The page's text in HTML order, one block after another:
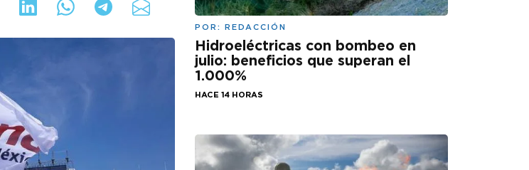
POR: REDACCIÓN
Hidroeléctricas con bombeo en
julio: beneficios que superan el
1.000%
HACE 14 HORAS